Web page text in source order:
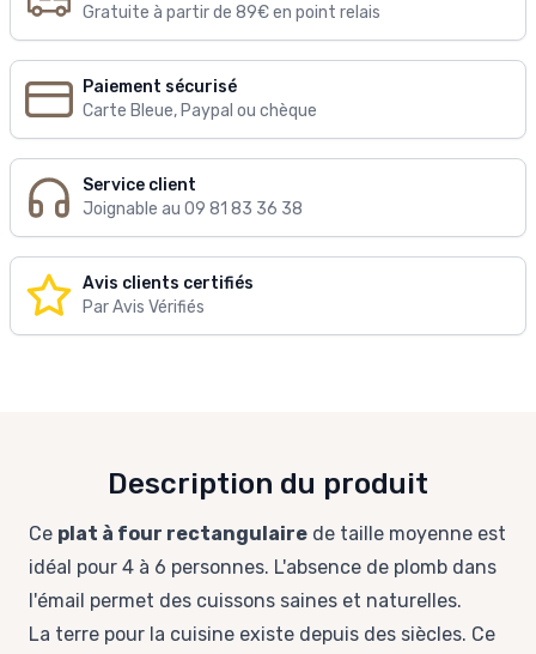
Gratuite à partir de 89€ en point relais
Paiement sécurisé
Carte Bleue, Paypal ou chèque
Service client
Joignable au 09 81 83 36 38
Avis clients certifiés
Par Avis Vérifiés
Description du produit
Ce plat à four rectangulaire de taille moyenne est
idéal pour 4 à 6 personnes. L'absence de plomb dans
l'émail permet des cuissons saines et naturelles.
La terre pour la cuisine existe depuis des siècles. Ce